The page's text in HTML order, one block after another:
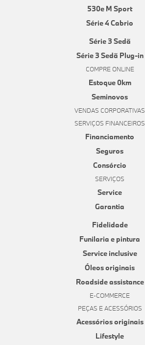
530e M Sport
Série 4 Cabrio
Série 3 Sedã
Série 3 Sedã Plug-in
COMPRE ONLINE
Estoque 0km
Seminovos
VENDAS CORPORATIVAS
SERVIÇOS FINANCEIROS
Financiamento
Seguros
Consórcio
SERVIÇOS
Service
Garantia
Fidelidade
Funilaria e pintura
Service inclusive
Óleos originais
Roadside assistance
E-COMMERCE
PEÇAS E ACESSÓRIOS
Acessórios originais
Lifestyle